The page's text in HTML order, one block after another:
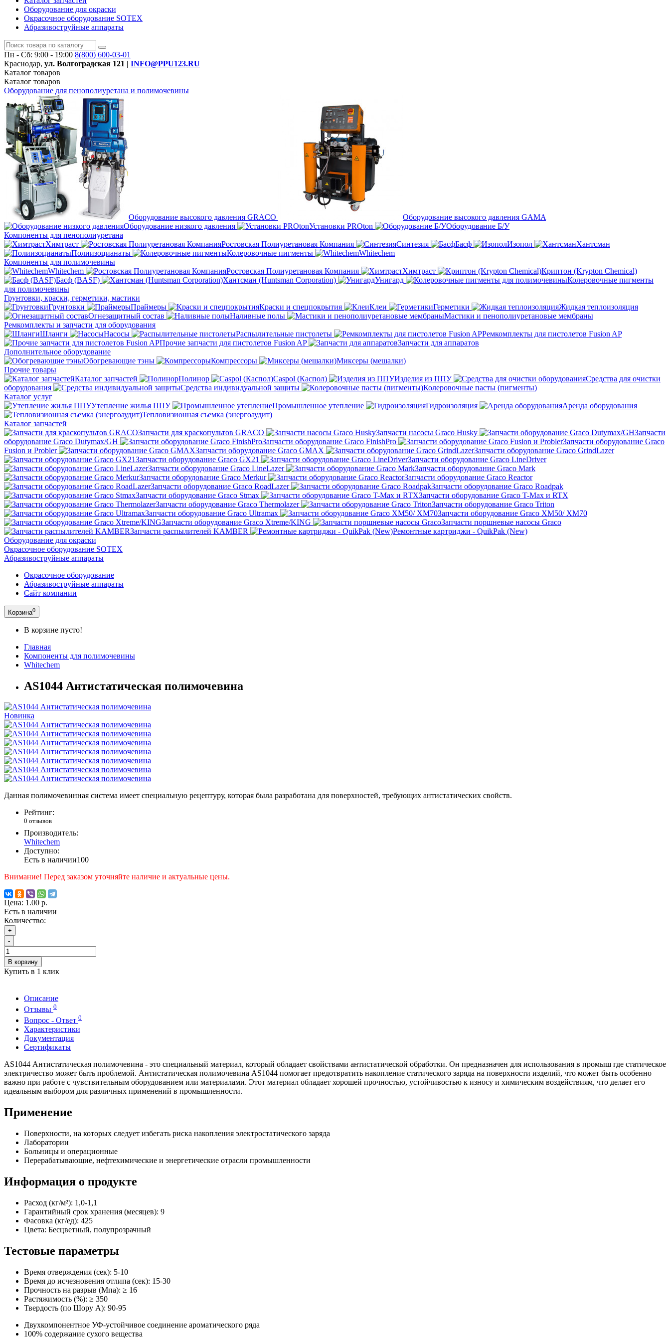
Оборудование для окраски
Окрасочное оборудование SOTEX
Абразивоструйные аппараты
Пн - Сб: 9:00 - 19:00 8(800) 600-03-01
Краснодар, ул. Волгоградская 121 | INFO@PPU123.RU
Каталог товаров
Каталог товаров
Оборудование для пенополиуретана и полимочевины
Оборудование высокого давления GRACO
Оборудование высокого давления GAMA
Оборудование низкого давления
Установки PROton
Оборудование Б/У
Компоненты для пенополиуретана
Химтраст
Ростовская Полиуретановая Компания Синтезия Басф Изопол
Хантсман
Полиизоцианаты
Колеровочные пигменты
Whitechem
Компоненты для полимочевины
Whitechem
Ростовская Полиуретановая Компания Химтраст
Криптон (Krypton Chemical)
Басф (BASF)
Хантсман (Huntsman Corporation) Унигард
Колеровочные пигменты
для полимочевины
Грунтовки, краски, герметики, мастики
Грунтовки
Праймеры Краски и спецпокрытия Клеи Герметики
Жидкая теплоизоляция
Огнезащитный состав
Наливные полы
Мастики и пенополиуретановые мембраны
Ремкомплекты и запчасти для оборудования
Шланги
Насосы Распылительные пистолеты
Ремкомплекты для пистолетов Fusion AP
Прочие запчасти для пистолетов Fusion AP
Запчасти для аппаратов
Дополнительное оборудование
Обогревающие тэны
Компрессоры
Миксеры (мешалки)
Прочие товары
Каталог запчастей
Полинор Caspol (Каспол) Изделия из ППУ
Средства для очистки
оборудования
Средства индивидуальной защиты
Колеровочные пасты (пигменты)
Каталог услуг
Утепление жилья ППУ
Промышленное утепление Гидроизоляция
Аренда оборудования
Тепловизионная съемка (энергоаудит)
Каталог запчастей
Запчасти для краскопультов GRACO
Запчасти насосы Graco Husky
Запчасти
оборудование Graco Dutymax/GH
Запчасти оборудование Graco FinishPro
Запчасти оборудование Graco
Fusion и Probler
Запчасти оборудование Graco GMAX
Запчасти оборудование Graco GrindLazer
Запчасти оборудование Graco GX21
Запчасти оборудование Graco LineDriver
Запчасти оборудование Graco LineLazer
Запчасти оборудование Graco Mark
Запчасти оборудование Graco Merkur
Запчасти оборудование Graco Reactor
Запчасти оборудование Graco RoadLazer
Запчасти оборудование Graco Roadpak
Запчасти оборудование Graco Stmax
Запчасти оборудование Graco T-Max и RTX
Запчасти оборудование Graco Thermolazer
Запчасти оборудование Graco Triton
Запчасти оборудование Graco Ultramax
Запчасти оборудование Graco XM50/ XM70
Запчасти оборудование Graco Xtreme/KING
Запчасти поршневые насосы Graco
Запчасти распылителей KAMBER
Ремонтные картриджи - QuikPak (New)
Оборудование для окраски
Окрасочное оборудование SOTEX
Абразивоструйные аппараты
Окрасочное оборудование
Абразивоструйные аппараты
Сайт компании
Корзина0
В корзине пусто!
Главная
Компоненты для полимочевины
Whitechem
AS1044 Антистатическая полимочевина
Новинка
Данная полимочевинная система имеет специальную рецептуру, которая была разработана для поверхностей, требующих антистатических свойств.
Рейтинг:
0 отзывов
Производитель:
Whitechem
Доступно:
Есть в наличии100
Внимание! Перед заказом уточняйте наличие и актуальные цены.
Цена: 1.00 р.
Есть в наличии
Количество:
+
-
В корзину
Купить в 1 клик
Описание
Отзывы 0
Вопрос - Ответ 0
Характеристики
Документация
Сертификаты
AS1044 Антистатическая полимочевина - это специальный материал, который обладает свойствами антистатической обработки. Он предназначен для использования в промыш где статическое
электричество может быть проблемой. Антистатическая полимочевина AS1044 помогает предотвратить накопление статического заряда на поверхности изделий, что может быть особенно
важно при работе с чувствительным оборудованием или материалами. Этот материал обладает хорошей прочностью, устойчивостью к износу и химическим воздействиям, что делает его
идеальным выбором для различных применений в промышленности.
Применение
Поверхности, на которых следует избегать риска накопления электростатического заряда
Лаборатории
Больницы и операционные
Перерабатывающие, нефтехимические и энергетические отрасли промышленности
Информация о продукте
Расход (кг/м²): 1,0-1,1
Гарантийный срок хранения (месяцев): 9
Фасовка (кг/ед): 425
Цвета: Бесцветный, полупрозрачный
Тестовые параметры
Время отверждения (сек): 5-10
Время до исчезновения отлипа (сек): 15-30
Прочность на разрыв (Мпа): ≥ 16
Растяжимость (%): ≥ 350
Твердость (по Шору А): 90-95
Двухкомпонентное УФ-устойчивое соединение ароматического ряда
100% содержание сухого вещества